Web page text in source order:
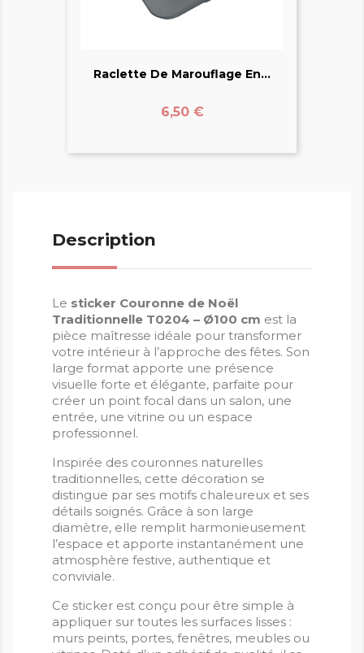
Raclette De Marouflage En...
Prix
6,50 €
Description
Le sticker Couronne de Noël
Traditionnelle T0204 – Ø100 cm est la
pièce maîtresse idéale pour transformer
votre intérieur à l’approche des fêtes. Son
large format apporte une présence
visuelle forte et élégante, parfaite pour
créer un point focal dans un salon, une
entrée, une vitrine ou un espace
professionnel.
Inspirée des couronnes naturelles
traditionnelles, cette décoration se
distingue par ses motifs chaleureux et ses
détails soignés. Grâce à son large
diamètre, elle remplit harmonieusement
l’espace et apporte instantanément une
atmosphère festive, authentique et
conviviale.
Ce sticker est conçu pour être simple à
appliquer sur toutes les surfaces lisses :
murs peints, portes, fenêtres, meubles ou